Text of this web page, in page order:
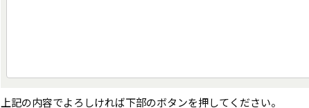
上記の内容でよろしければ下部のボタンを押してください。